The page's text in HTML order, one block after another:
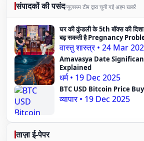
संपादकों की पसंदन्यूज़रूम टीम द्वारा चुनी गई अहम खबरें
घर की कुंडली के 5th बॉक्स की
बढ़ सकती है Pregnancy
का दावा
वास्तु शास्त्र • 24 Mar
Amavasya Date
Explained
धर्म • 19 Dec 2025
BTC USD Bitcoin Price
व्यापार • 19 Dec 2025
ताज़ा ई-पेपर